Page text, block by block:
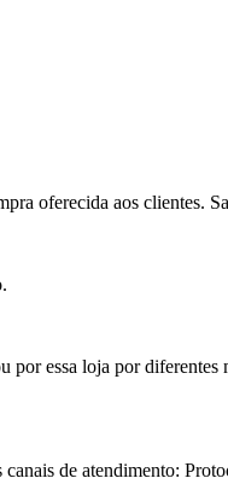
oferecida aos clientes.
por essa loja por
de atendimento: